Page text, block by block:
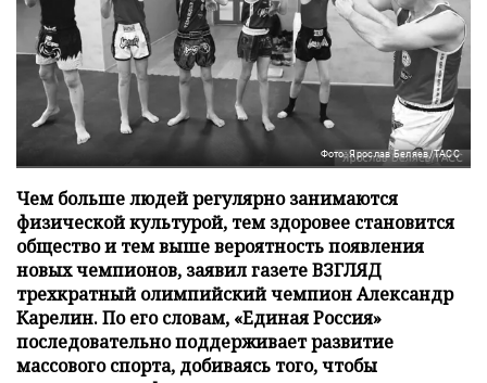
Фото: Ярослав Беляев/ТАСС
Чем больше людей регулярно занимаются
физической культурой, тем здоровее становится
общество и тем выше вероятность появления
новых чемпионов, заявил газете ВЗГЛЯД
трехкратный олимпийский чемпион Александр
Карелин. По его словам, «Единая Россия»
последовательно поддерживает развитие
массового спорта, добиваясь того, чтобы